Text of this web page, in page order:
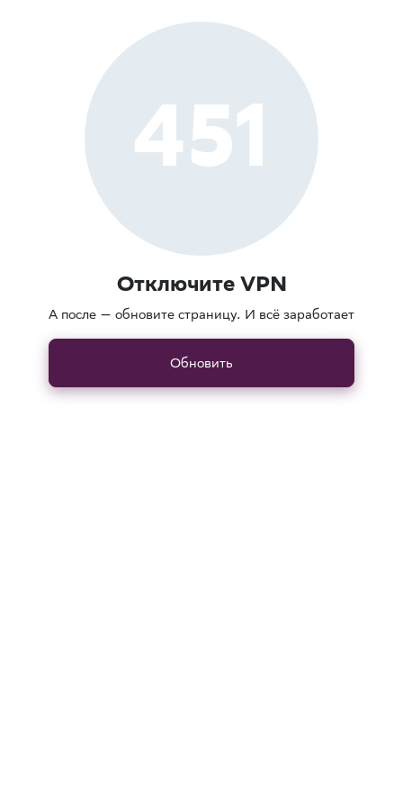
451
Отключите VPN
А после — обновите страницу. И всё заработает
Обновить